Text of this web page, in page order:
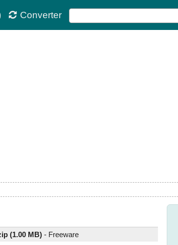
Converter
(1.00 MB) - Freeware